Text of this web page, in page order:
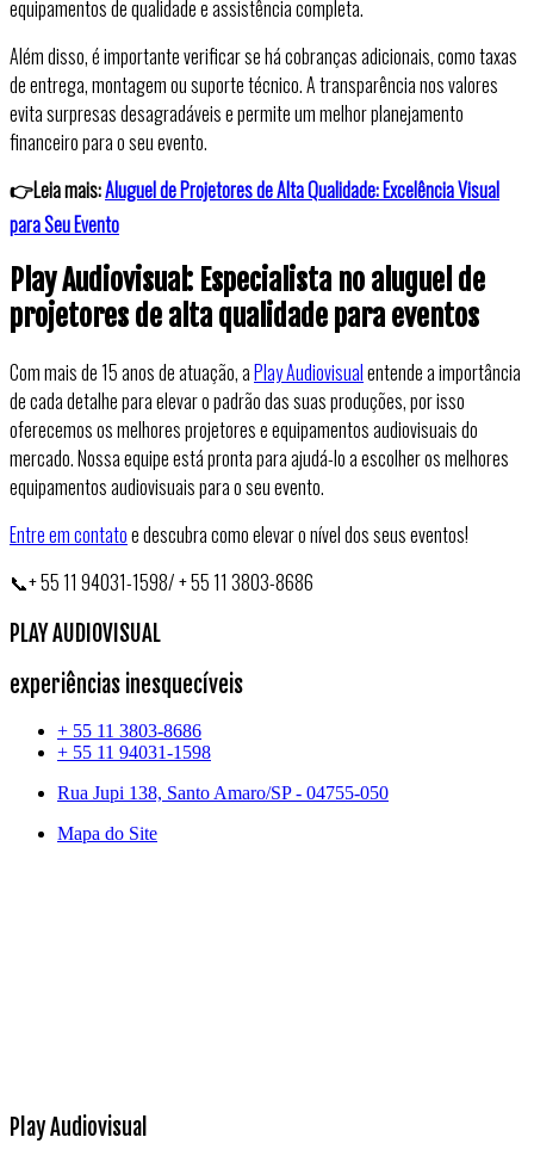
equipamentos de qualidade e assistência completa.
Além disso, é importante verificar se há cobranças adicionais, como taxas
de entrega, montagem ou suporte técnico. A transparência nos valores
evita surpresas desagradáveis e permite um melhor planejamento
financeiro para o seu evento.
👉Leia mais:Aluguel de Projetores de Alta Qualidade: Excelência Visual
para Seu Evento
Play Audiovisual: Especialista no aluguel de
projetores de alta qualidade para eventos
Com mais de 15 anos de atuação, aPlay Audiovisualentende a importância
de cada detalhe para elevar o padrão das suas produções, por isso
oferecemos os melhores projetores e equipamentos audiovisuais do
mercado. Nossa equipe está pronta para ajudá-lo a escolher os melhores
equipamentos audiovisuais para o seu evento.
Entre em contatoe descubra como elevar o nível dos seus eventos!
📞+ 55 11 94031-1598/ + 55 11 3803-8686
PLAY AUDIOVISUAL
experiências inesquecíveis
+ 55 11 3803-8686
+ 55 11 94031-1598
Rua Jupi 138, Santo Amaro/SP - 04755-050
Mapa do Site
Play Audiovisual